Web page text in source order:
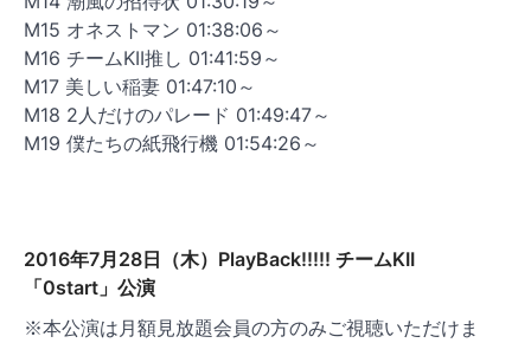
M15 オネストマン 01:38:06～
M16 チームKII推し 01:41:59～
M17 美しい稲妻 01:47:10～
M18 2人だけのパレード 01:49:47～
M19 僕たちの紙飛行機 01:54:26～
2016年7月28日（木）PlayBack!!!!! チームKII
「0start」公演
※本公演は月額見放題会員の方のみご視聴いただけま